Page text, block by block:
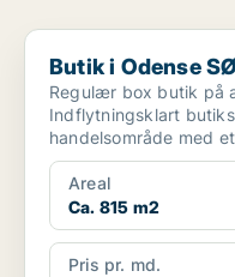
Butik i Odense SØ
Butik i Odense SØ
Regulær box butik på
Indflytningsklart
handelsområde med
Letbanestop nær leje...
Areal
Ca. 815 m2
Pris pr. md.